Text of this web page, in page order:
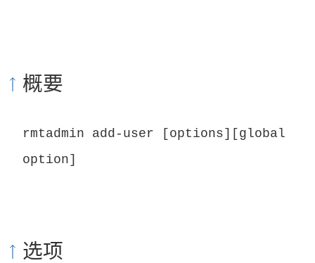
概要
rmtadmin add-user [options][global
option]
选项